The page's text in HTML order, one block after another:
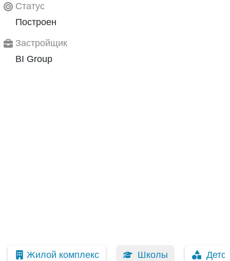
Статус
Построен
Застройщик
BI Group
Жилой комплекс Школы